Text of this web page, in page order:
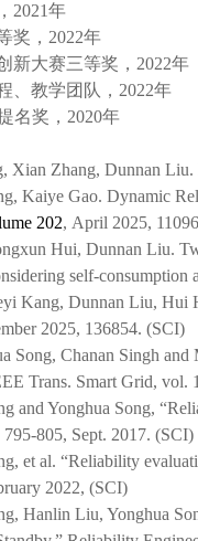
2021年
奖， 2022年
新大赛三等奖， 2022年
、教学团队， 2022年
名奖， 2020年
Xian Zhang, Dunnan
Kaiye Gao. Dynamic
202, April 2025,
Hui, Dunnan Liu.
self-
Kang, Dunnan Liu, Hui
2025, 136854. (SCI)
Song, Chanan Singh
Trans. Smart Grid,
and Yonghua Song,
805, Sept. 2017. (SCI)
et al. “Reliability
2022, (SCI)
Hanlin Liu, Yonghua